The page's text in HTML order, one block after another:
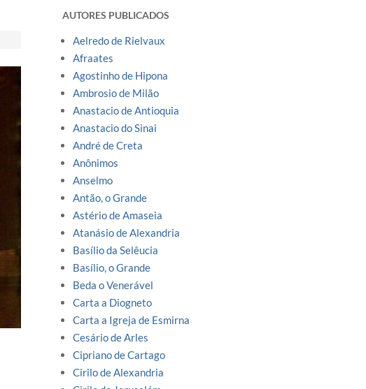
AUTORES PUBLICADOS
Aelredo de Rielvaux
Afraates
Agostinho de Hipona
Ambrosio de Milão
Anastacio de Antioquia
Anastacio do Sinai
André de Creta
Anônimos
Anselmo
Antão, o Grande
Astério de Amaseia
Atanásio de Alexandria
Basílio da Selêucia
Basílio, o Grande
Beda o Venerável
Carta a Diogneto
Carta a Igreja de Esmirna
Cesário de Arles
Cipriano de Cartago
Cirilo de Alexandria